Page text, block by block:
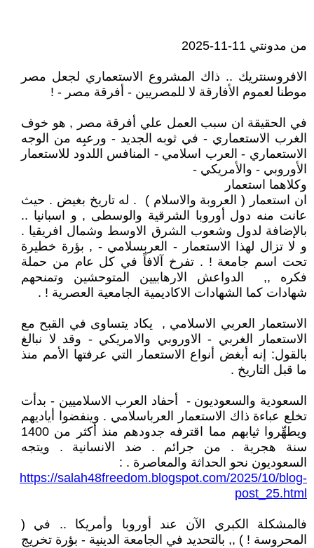
من مدونتي 11-11-2025
الافروسنتريك .. ذاك المشروع الاستعماري لجعل مصر
موطنا لعموم الأفارقة لا للمصريين - أفرقة مصر - !
في الحقيقة ان سبب العمل علي أفرقة مصر , هو خوف
الغرب الاستعماري - في ثوبه الجديد - ورعبِه من الوجه
الاستعماري - العرب اسلامي - المنافس اللدود للاستعمار
الأوروبي - والأمريكي -
وكلاهما استعمار
ان استعمار ( العروبة والاسلام ) . له تاريخ بغيض . حيث
عانت منه دول أوروبا الشرقية والوسطى , و اسبانيا ..
بالإضافة لدول وشعوب الشرق الاوسط وشمال افريقيا .
و لا تزال لهذا الاستعمار - العربسلامي - , بؤرة خطيرة
تحت اسم جامعة ! . تفرخ آلافاً في كل عام من حملة
فكره ,, الدواعش الارهابيين المتوحشين وتمنحهم
شهادات كما الشهادات الاكاديمية الجامعية العصرية ! .
الاستعمار العربي الاسلامي , يكاد يتساوى في القبح مع
الاستعمار الغربي - الاوروبي والامريكي - وقد لا نبالغ
بالقول: إنه أبغض أنواع الاستعمار التي عرفتها الأمم منذ
ما قبل التاريخ .
السعودية والسعوديون - أحفاد العرب الاسلاميين - بدأت
تخلع عباءة ذاك الاستعمار العرباسلامي . وينفضوا أياديهم
ويطهِّروا ثيابهم مما اقترفه جدودهم منذ أكثر من 1400
سنة هجرية . من جرائم . ضد الانسانية . ويتجه
السعوديون نحو الحداثة والمعاصرة . :
https://salah48freedom.blogspot.com/2025/10/blog-
post_25.html
فالمشكلة الكبري الآن عند أوروبا وأمريكا .. في (
المحروسة ! ) ,, بالتحديد في الجامعة الدينية - بؤرة تخريج